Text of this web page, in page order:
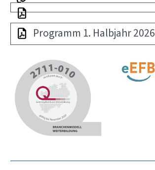
Programm 1. Halbjahr 2026